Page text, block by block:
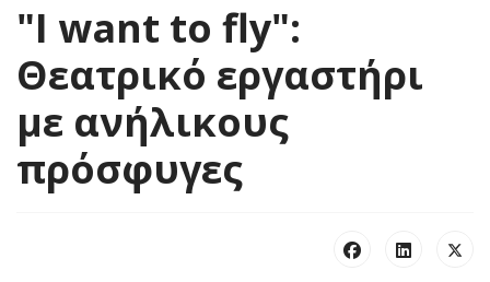
"I want to fly":
Θεατρικό εργαστήρι
με ανήλικους
πρόσφυγες